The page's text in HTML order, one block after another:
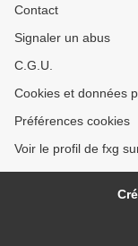
Contact
Signaler un abus
C.G.U.
Cookies et données
Préférences cookies
Voir le profil de fxg